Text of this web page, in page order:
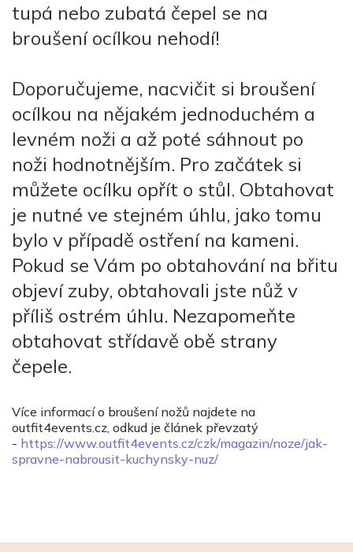
tupá nebo zubatá čepel se na
broušení ocílkou nehodí!
Doporučujeme, nacvičit si broušení
ocílkou na nějakém jednoduchém a
levném noži a až poté sáhnout po
noži hodnotnějším. Pro začátek si
můžete ocílku opřít o stůl. Obtahovat
je nutné ve stejném úhlu, jako tomu
bylo v případě ostření na kameni.
Pokud se Vám po obtahování na břitu
objeví zuby, obtahovali jste nůž v
příliš ostrém úhlu. Nezapomeňte
obtahovat střídavě obě strany
čepele.
Více informací o broušení nožů najdete na
outfit4events.cz, odkud je článek převzatý
- https://www.outfit4events.cz/czk/magazin/noze/jak-
spravne-nabrousit-kuchynsky-nuz/